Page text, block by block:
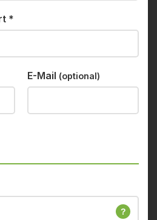
*
E-Mail (optional)
?